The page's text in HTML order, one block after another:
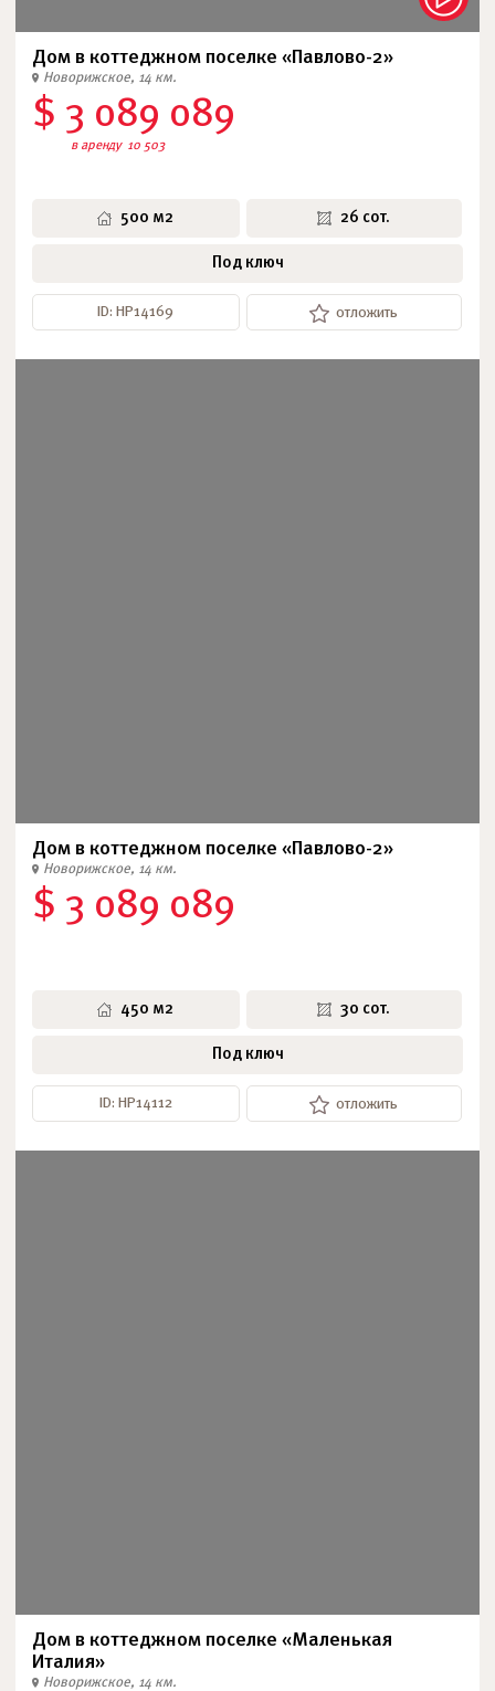
Дом в коттеджном поселке «Павлово-2»
Новорижское, 14 км.
$ 3 089 089
в аренду 10 503
500 м2 26 сот.
Под ключ
ID: НР14169 отложить
Дом в коттеджном поселке «Павлово-2»
Новорижское, 14 км.
$ 3 089 089
450 м2 30 сот.
Под ключ
ID: НР14112 отложить
Дом в коттеджном поселке «Маленькая
Италия»
Новорижское, 14 км.